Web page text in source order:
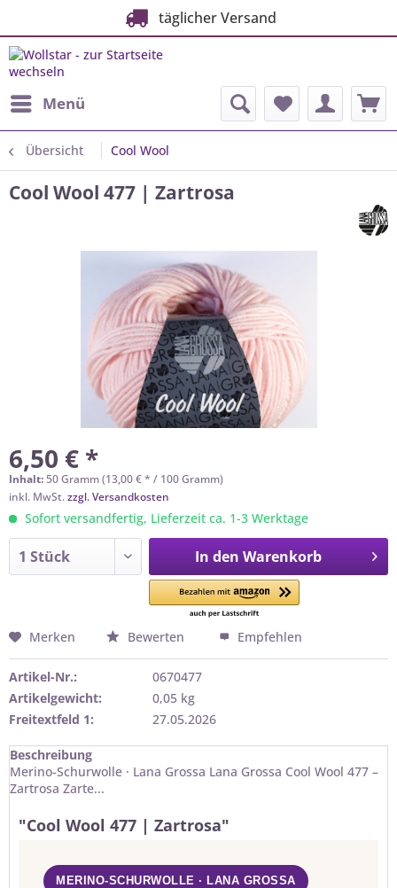
täglicher Versand
Menü
Übersicht Cool Wool
Cool Wool 477 | Zartrosa
6,50 € *
Inhalt: 50 Gramm (13,00 € * / 100 Gramm)
inkl. MwSt.zzgl. Versandkosten
Sofort versandfertig, Lieferzeit ca. 1-3 Werktage
In den Warenkorb
Merken Bewerten Empfehlen
Artikel-Nr.:
0670477
Artikelgewicht:
0,05 kg
Freitextfeld 1:
27.05.2026
Beschreibung
Merino-Schurwolle · Lana Grossa Lana Grossa Cool Wool 477 –
Zartrosa Zarte...
"Cool Wool 477 | Zartrosa"
MERINO-SCHURWOLLE · LANA GROSSA